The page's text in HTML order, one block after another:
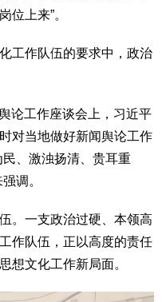
位上来”。
作队伍的要求中，政治
工作座谈会上，习近平
对当地做好新闻舆论工作
、激浊扬清、贵耳重
调。
一支政治过硬、本领高
作队伍，正以高度的责任
想文化工作新局面。